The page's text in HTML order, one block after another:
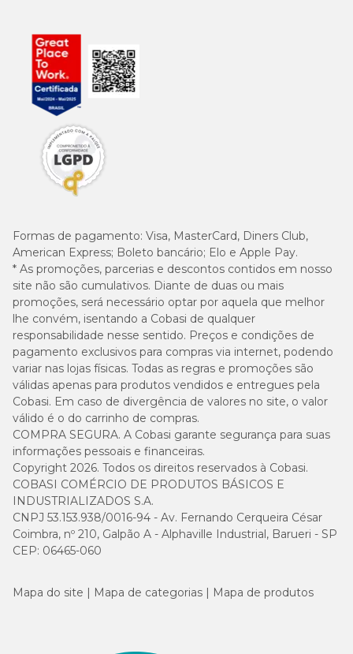
Formas de pagamento: Visa, MasterCard, Diners Club,
American Express; Boleto bancário; Elo e Apple Pay.
* As promoções, parcerias e descontos contidos em nosso
site não são cumulativos. Diante de duas ou mais
promoções, será necessário optar por aquela que melhor
lhe convém, isentando a Cobasi de qualquer
responsabilidade nesse sentido. Preços e condições de
pagamento exclusivos para compras via internet, podendo
variar nas lojas físicas. Todas as regras e promoções são
válidas apenas para produtos vendidos e entregues pela
Cobasi. Em caso de divergência de valores no site, o valor
válido é o do carrinho de compras.
COMPRA SEGURA. A Cobasi garante segurança para suas
informações pessoais e financeiras.
Copyright 2026. Todos os direitos reservados à Cobasi.
COBASI COMÉRCIO DE PRODUTOS BÁSICOS E
INDUSTRIALIZADOS S.A.
CNPJ 53.153.938/0016-94 - Av. Fernando Cerqueira César
Coimbra, nº 210, Galpão A - Alphaville Industrial, Barueri - SP
CEP: 06465-060
Mapa do site Mapa de categorias Mapa de produtos